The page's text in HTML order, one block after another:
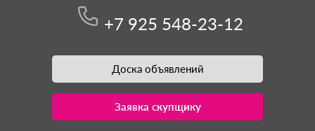
+7 925 548-23-12
Доска объявлений
Заявка скупщику